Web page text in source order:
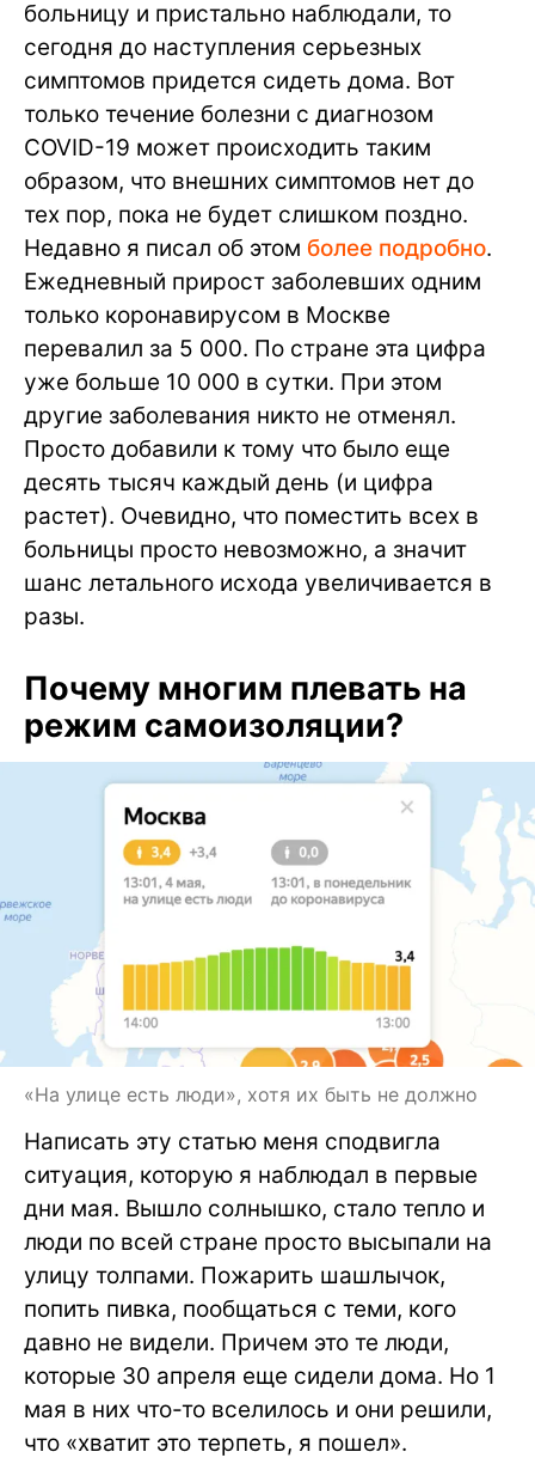
больницу и пристально наблюдали, то
сегодня до наступления серьезных
симптомов придется сидеть дома. Вот
только течение болезни с диагнозом
COVID-19 может происходить таким
образом, что внешних симптомов нет до
тех пор, пока не будет слишком поздно.
Недавно я писал об этом более подробно.
Ежедневный прирост заболевших одним
только коронавирусом в Москве
перевалил за 5 000. По стране эта цифра
уже больше 10 000 в сутки. При этом
другие заболевания никто не отменял.
Просто добавили к тому что было еще
десять тысяч каждый день (и цифра
растет). Очевидно, что поместить всех в
больницы просто невозможно, а значит
шанс летального исхода увеличивается в
разы.
Почему многим плевать на
режим самоизоляции?
«На улице есть люди», хотя их быть не должно
Написать эту статью меня сподвигла
ситуация, которую я наблюдал в первые
дни мая. Вышло солнышко, стало тепло и
люди по всей стране просто высыпали на
улицу толпами. Пожарить шашлычок,
попить пивка, пообщаться с теми, кого
давно не видели. Причем это те люди,
которые 30 апреля еще сидели дома. Но 1
мая в них что-то вселилось и они решили,
что «хватит это терпеть, я пошел».